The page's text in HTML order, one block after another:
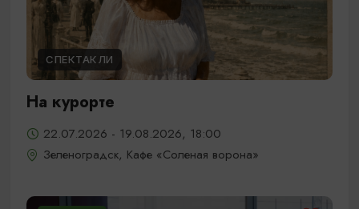
СПЕКТАКЛИ
На курорте
22.07.2026 - 19.08.2026, 18:00
Зеленоградск, Кафе «Соленая ворона»